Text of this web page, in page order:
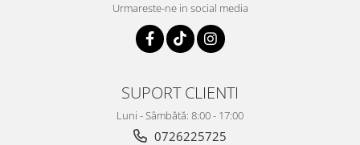
Urmareste-ne in social media
SUPORT CLIENTI
Luni - Sâmbătă: 8:00 - 17:00
0726225725